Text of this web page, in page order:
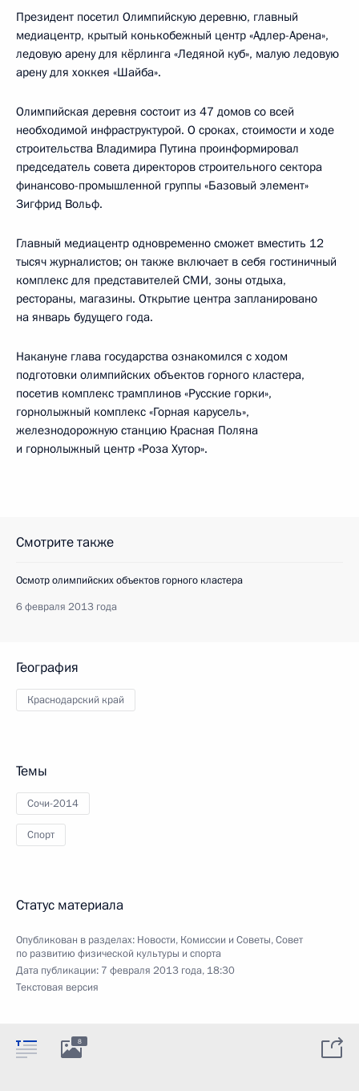
Президент посетил Олимпийскую деревню, главный
медиацентр, крытый конькобежный центр «Адлер-Арена»,
ледовую арену для кёрлинга «Ледяной куб», малую ледовую
арену для хоккея «Шайба».
Олимпийская деревня состоит из 47 домов со всей
необходимой инфраструктурой. О сроках, стоимости и ходе
строительства Владимира Путина проинформировал
председатель совета директоров строительного сектора
финансово-промышленной группы «Базовый элемент»
Зигфрид Вольф.
Главный медиацентр одновременно сможет вместить 12
тысяч журналистов; он также включает в себя гостиничный
комплекс для представителей СМИ, зоны отдыха,
рестораны, магазины. Открытие центра запланировано
на январь будущего года.
Накануне глава государства ознакомился с ходом
подготовки олимпийских объектов горного кластера,
посетив комплекс трамплинов «Русские горки»,
горнолыжный комплекс «Горная карусель»,
железнодорожную станцию Красная Поляна
и горнолыжный центр «Роза Хутор».
Смотрите также
Осмотр олимпийских объектов горного кластера
6 февраля 2013 года
География
Краснодарский край
Темы
Сочи-2014
Спорт
Статус материала
Опубликован в разделах: Новости, Комиссии и Советы,Совет
по развитию физической культуры и спорта
Дата публикации: 7 февраля 2013 года, 18:30
Текстовая версия
8